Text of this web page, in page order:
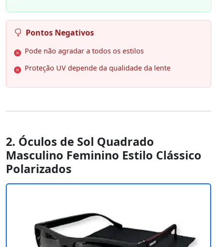
Pontos Negativos
Pode não agradar a todos os estilos
Proteção UV depende da qualidade da lente
2. Óculos de Sol Quadrado
Masculino Feminino Estilo Clássico
Polarizados